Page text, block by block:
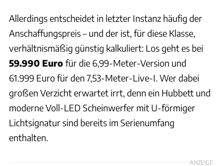
Allerdings entscheidet in letzter Instanz häufig der
Anschaffungspreis – und der ist, für diese Klasse,
verhältnismäßig günstig kalkuliert: Los geht es bei
59.990 Euro für die 6,99-Meter-Version und
61.999 Euro für den 7,53-Meter-Live-I. Wer dabei
großen Verzicht erwartet irrt, denn ein Hubbett und
moderne Voll-LED Scheinwerfer mit U-förmiger
Lichtsignatur sind bereits im Serienumfang
enthalten.
ANZEIGE